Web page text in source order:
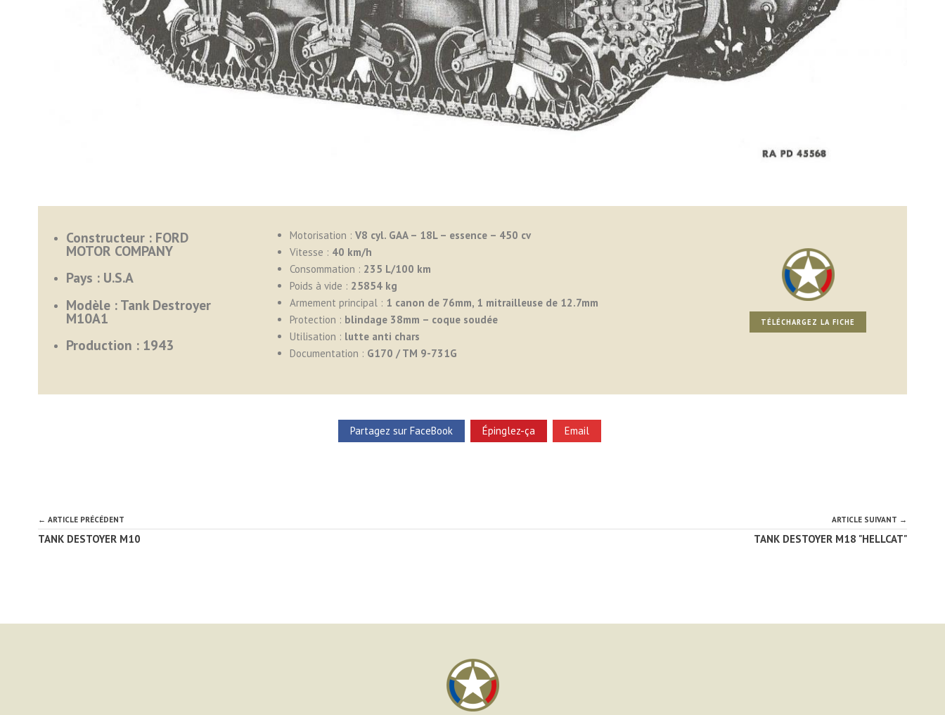
Constructeur : FORD
MOTOR COMPANY
Pays : U.S.A
Modèle : Tank Destroyer
M10A1
Production : 1943
Motorisation : V8 cyl. GAA – 18L – essence – 450 cv
Vitesse : 40 km/h
Consommation : 235 L/100 km
Poids à vide : 25854 kg
Armement principal : 1 canon de 76mm, 1 mitrailleuse de 12.7mm
Protection : blindage 38mm – coque soudée
Utilisation : lutte anti chars
Documentation : G170 / TM 9-731G
TÉLÉCHARGEZ LA FICHE
Partagez sur FaceBook Épinglez-ça Email
← ARTICLE PRÉCÉDENT
TANK DESTOYER M10
ARTICLE SUIVANT →
TANK DESTOYER M18 "HELLCAT"